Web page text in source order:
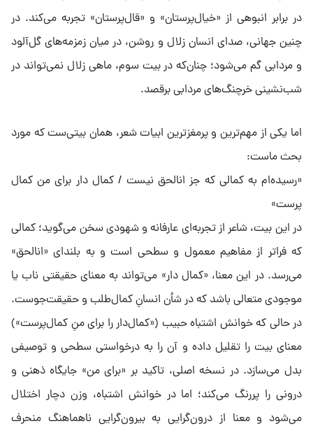
در برابر انبوهی از «خیال‌پرستان» و «قال‌پرستان» تجربه می‌کند. در
چنین جهانی، صدای انسان زلال و روشن، در میان زمزمه‌های گل‌آلود
و مردابی گم می‌شود؛ چنان‌که در بیت سوم، ماهی زلال نمی‌تواند در
شب‌نشینی خرچنگ‌های مردابی برقصد.
اما یکی از مهم‌ترین و پرمغزترین ابیات شعر، همان بیتی‌ست که مورد
بحث ماست:
«رسیده‌ام به کمالی که جز انالحق نیست / کمال دار برای من کمال
پرست»
در این بیت، شاعر از تجربه‌ای عارفانه و شهودی سخن می‌گوید؛ کمالی
که فراتر از مفاهیم معمول و سطحی است و به بلندای «انالحق»
می‌رسد. در این معنا، «کمال دار» می‌تواند به معنای حقیقتی ناب یا
موجودی متعالی باشد که در شأن انسانِ کمال‌طلب و حقیقت‌جوست.
در حالی که خوانش اشتباه حبیب («کمال‌دار را برای منِ کمال‌پرست»)
معنای بیت را تقلیل داده و آن را به درخواستی سطحی و توصیفی
بدل می‌سازد. در نسخه اصلی، تاکید بر «برای من» جایگاه ذهنی و
درونی را پررنگ می‌کند؛ اما در خوانش اشتباه، وزن دچار اختلال
می‌شود و معنا از درون‌گرایی به بیرون‌گرایی ناهماهنگ منحرف